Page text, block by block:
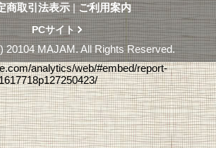
商取引法表示 | ご利用案内
PCサイト
20104 MAJAM. All Rights Reserved.
analytics/web/#embed/report-